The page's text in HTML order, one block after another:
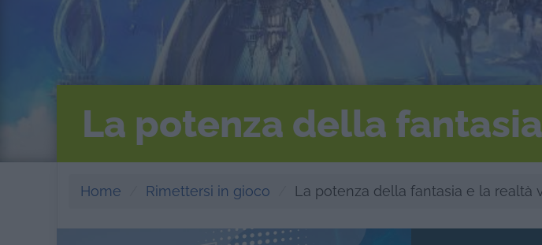
La potenza della
Home Rimettersi in gioco La potenza della fantasia e la realtà